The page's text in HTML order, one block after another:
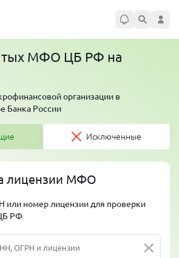
МФО ЦБ РФ на
организации в
Банка России
Исключенные
лицензии МФО
или номер лицензии для проверки
РФ
×